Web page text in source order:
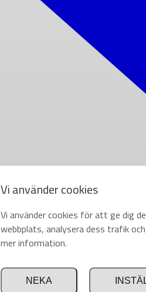
Vi använder cookies
Vi använder cookies för att ge dig
webbplats, analysera dess trafik
mer information.
NEKA